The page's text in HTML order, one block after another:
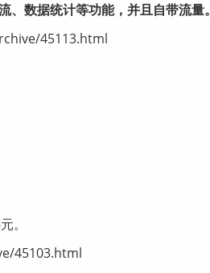
、数据统计等功能，并且自带流量。
45113.html
。
45103.html